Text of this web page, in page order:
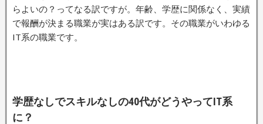
らよいの？ってなる訳ですが。年齢、学歴に関係なく、実績
で報酬が決まる職業が実はある訳です。その職業がいわゆる
IT系の職業です。
学歴なしでスキルなしの40代がどうやってIT系
に？